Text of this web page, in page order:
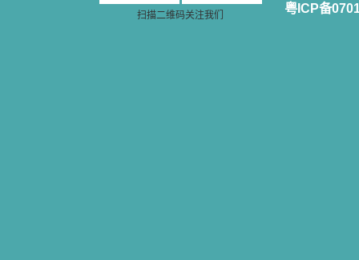
扫描二维码关注我们 粤ICP备